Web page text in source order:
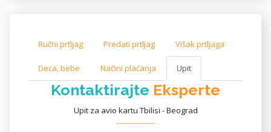
Ručni prtljag Predati prtljag Višak prtljaga
Deca, bebe Načini plaćanja Upit
Kontaktirajte Eksperte
Upit za avio kartu Tbilisi - Beograd